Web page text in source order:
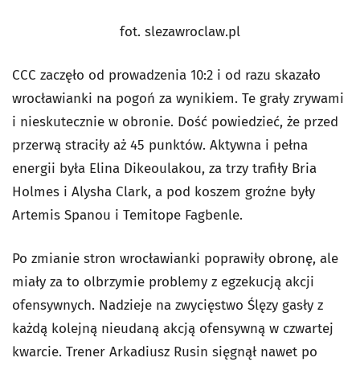
fot. slezawroclaw.pl
CCC zaczęło od prowadzenia 10:2 i od razu skazało
wrocławianki na pogoń za wynikiem. Te grały zrywami
i nieskutecznie w obronie. Dość powiedzieć, że przed
przerwą straciły aż 45 punktów. Aktywna i pełna
energii była Elina Dikeoulakou, za trzy trafiły Bria
Holmes i Alysha Clark, a pod koszem groźne były
Artemis Spanou i Temitope Fagbenle.
Po zmianie stron wrocławianki poprawiły obronę, ale
miały za to olbrzymie problemy z egzekucją akcji
ofensywnych. Nadzieje na zwycięstwo Ślęzy gasły z
każdą kolejną nieudaną akcją ofensywną w czwartej
kwarcie. Trener Arkadiusz Rusin sięgnął nawet po